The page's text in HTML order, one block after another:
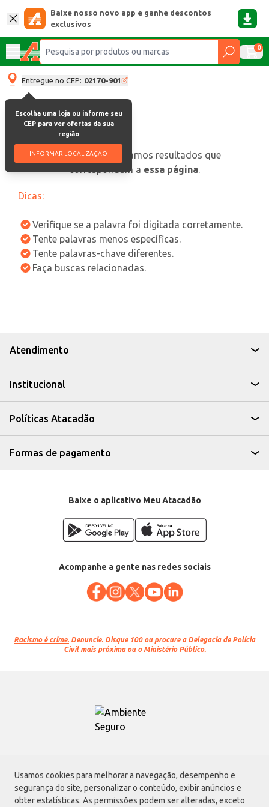
Usamos cookies para melhorar a navegação, desempenho e
segurança do site, personalizar o conteúdo, exibir anúncios e
obter estatísticas. As permissões podem ser alteradas, exceto
Baixe nosso novo app e ganhe descontos
exclusivos
0
Entregue no CEP: 02170-901
Escolha uma loja ou informe seu
CEP para ver ofertas da sua
região
INFORMAR LOCALIZAÇÃO
oops, não encontramos resultados que
correspondam a essa página.
Dicas:
Verifique se a palavra foi digitada corretamente.
Tente palavras menos específicas.
Tente palavras-chave diferentes.
Faça buscas relacionadas.
Atendimento
Institucional
Políticas Atacadão
Formas de pagamento
Baixe o aplicativo Meu Atacadão
Acompanhe a gente nas redes sociais
Racismo é crime. Denuncie. Disque 100 ou procure a Delegacia de Polícia
Civil mais próxima ou o Ministério Público.
Atacadão S.A.
Avenida Morvan Dias de Figueiredo, 6169, Vila Maria, São Paulo - SP | CEP
02170-901 | CNPJ: 75.315.333/0001-09